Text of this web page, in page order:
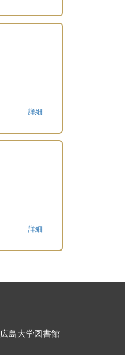
詳細
詳細
広島大学図書館